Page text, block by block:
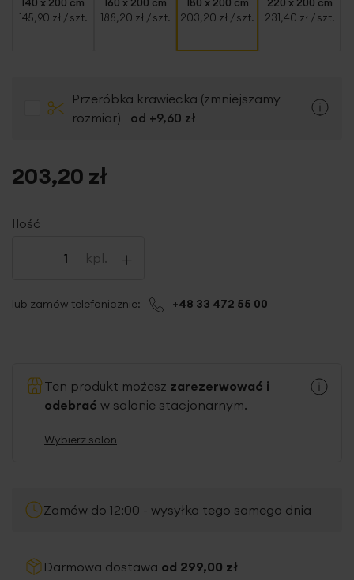
145,90 zł / szt.
188,20 zł / szt.
203,20 zł / szt.
231,40 zł / szt.
Przeróbka krawiecka (zmniejszamy
rozmiar)
od +9,60 zł
Ilość
- kpl. +
203,20 zł
lub zamów telefonicznie: +48 33 472 55 00
Ten produkt możesz zarezerwować i
odebrać w salonie stacjonarnym.
Wybierz salon
Zamów do 12:00 - wysyłka tego samego dnia
Darmowa dostawa od 299,00 zł